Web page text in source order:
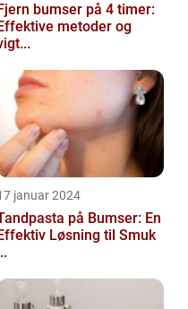
bumser på 4 timer:
metoder og
januar 2024
på Bumser: En
Løsning til Smuk